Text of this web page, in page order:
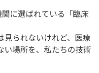
に選ばれている「臨床
見られないけれど、医療
い場所を、私たちの技術